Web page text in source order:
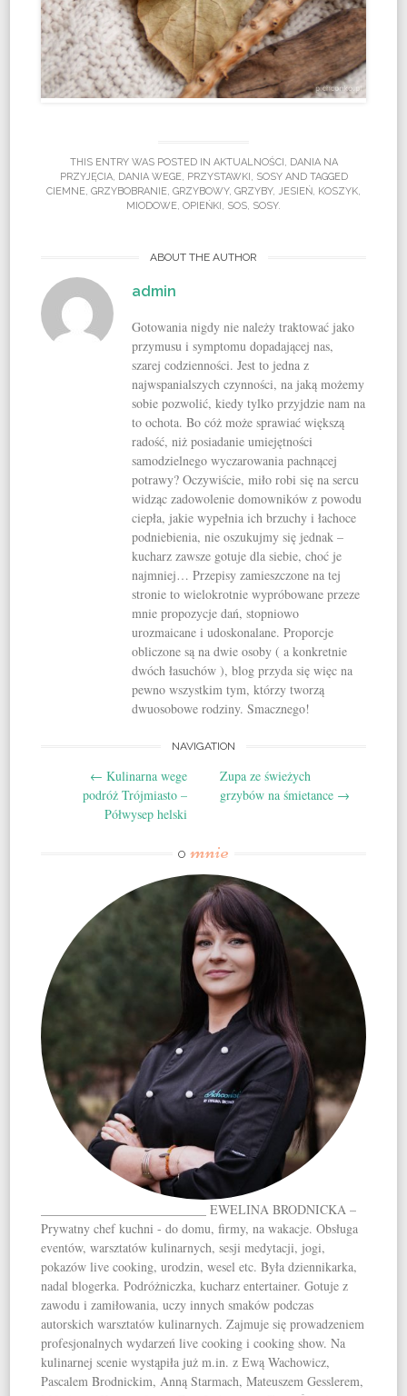
THIS ENTRY WAS POSTED IN AKTUALNOŚCI, DANIA NA
PRZYJĘCIA, DANIA WEGE, PRZYSTAWKI, SOSYAND TAGGED
CIEMNE, GRZYBOBRANIE, GRZYBOWY, GRZYBY, JESIEŃ, KOSZYK,
MIODOWE, OPIEŃKI, SOS, SOSY.
ABOUT THE AUTHOR
admin
Gotowania nigdy nie należy traktować jako
przymusu i symptomu dopadającej nas,
szarej codzienności. Jest to jedna z
najwspanialszych czynności, na jaką możemy
sobie pozwolić, kiedy tylko przyjdzie nam na
to ochota. Bo cóż może sprawiać większą
radość, niż posiadanie umiejętności
samodzielnego wyczarowania pachnącej
potrawy? Oczywiście, miło robi się na sercu
widząc zadowolenie domowników z powodu
ciepła, jakie wypełnia ich brzuchy i łachoce
podniebienia, nie oszukujmy się jednak –
kucharz zawsze gotuje dla siebie, choć je
najmniej… Przepisy zamieszczone na tej
stronie to wielokrotnie wypróbowane przeze
mnie propozycje dań, stopniowo
urozmaicane i udoskonalane. Proporcje
obliczone są na dwie osoby ( a konkretnie
dwóch łasuchów ), blog przyda się więc na
pewno wszystkim tym, którzy tworzą
dwuosobowe rodziny. Smacznego!
Post navigation
NAVIGATION
← Kulinarna wege
podróż Trójmiasto –
Półwysep helski
Zupa ze świeżych
grzybów na śmietance →
O mnie
__________________________ EWELINA BRODNICKA –
Prywatny chef kuchni - do domu, firmy, na wakacje. Obsługa
eventów, warsztatów kulinarnych, sesji medytacji, jogi,
pokazów live cooking, urodzin, wesel etc. Była dziennikarka,
nadal blogerka. Podróżniczka, kucharz entertainer. Gotuje z
zawodu i zamiłowania, uczy innych smaków podczas
autorskich warsztatów kulinarnych. Zajmuje się prowadzeniem
profesjonalnych wydarzeń live cooking i cooking show. Na
kulinarnej scenie wystąpiła już m.in. z Ewą Wachowicz,
Pascalem Brodnickim, Anną Starmach, Mateuszem Gesslerem,